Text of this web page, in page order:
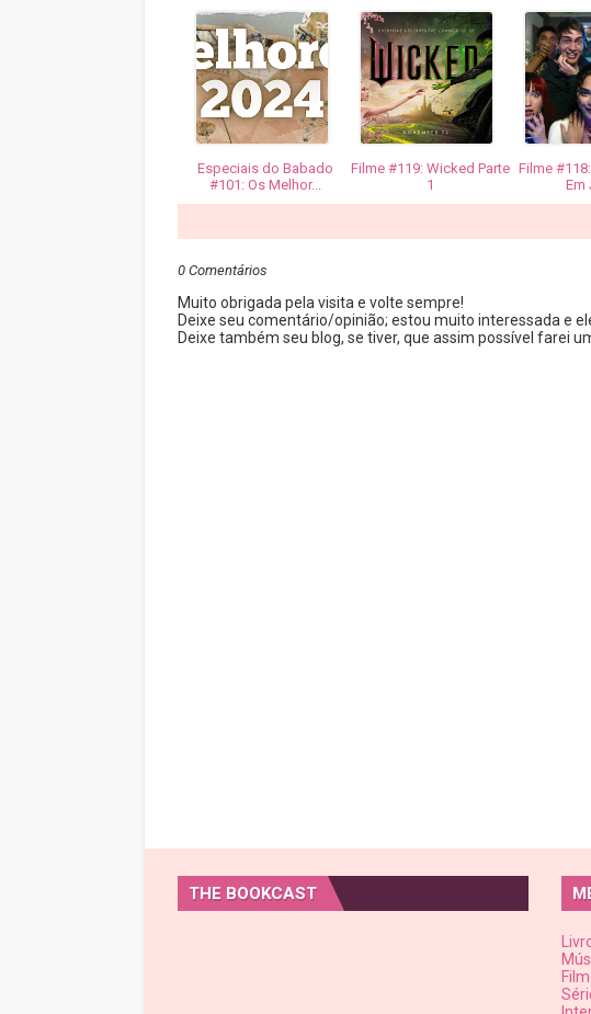
Especiais do Babado
#101: Os Melhor...
Filme #119: Wicked Parte
1
Filme
Em
0 Comentários
Muito obrigada pela visita e volte sempre!
Deixe seu comentário/opinião; estou muito interessada e
Deixe também seu blog, se tiver, que assim possível farei
THE BOOKCAST